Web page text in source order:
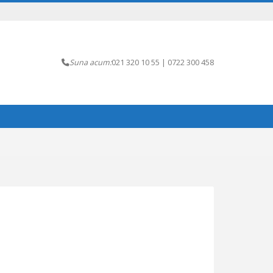
Suna acum:021 320 10 55 | 0722 300 458